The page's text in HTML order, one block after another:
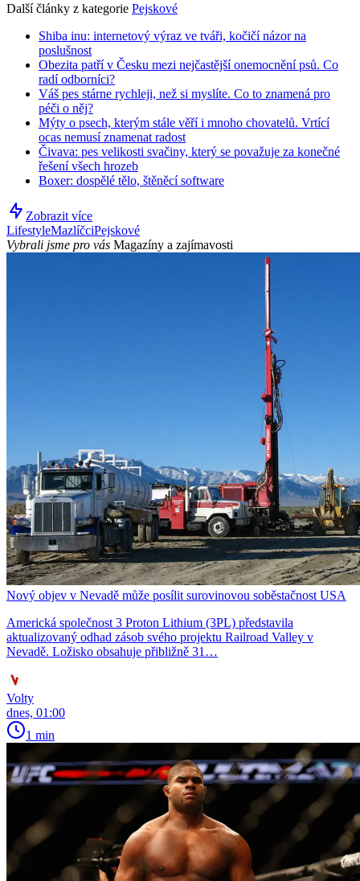
Další články z kategorie Pejskové
Shiba inu: internetový výraz ve tváři, kočičí názor na
poslušnost
Obezita patří v Česku mezi nejčastější onemocnění psů. Co
radí odborníci?
Váš pes stárne rychleji, než si myslíte. Co to znamená pro
péči o něj?
Mýty o psech, kterým stále věří i mnoho chovatelů. Vrtící
ocas nemusí znamenat radost
Čivava: pes velikosti svačiny, který se považuje za konečné
řešení všech hrozeb
Boxer: dospělé tělo, štěněcí software
Zobrazit více
LifestyleMazlíčciPejskové
Vybrali jsme pro vás Magazíny a zajímavosti
Nový objev v Nevadě může posílit surovinovou soběstačnost USA
Americká společnost 3 Proton Lithium (3PL) představila
aktualizovaný odhad zásob svého projektu Railroad Valley v
Nevadě. Ložisko obsahuje přibližně 31…
Volty
dnes, 01:00
1 min